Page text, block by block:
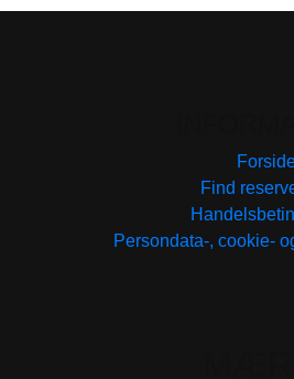
Find
Persondata-, cookie-